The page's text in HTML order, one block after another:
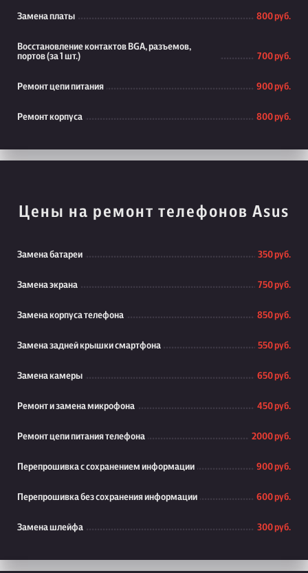
Замена платы 800 руб.
Восстановление контактов BGA, разъемов,
портов (за 1 шт.)
700 руб.
Ремонт цепи питания 900 руб.
Ремонт корпуса 800 руб.
Цены на ремонт телефонов Asus
Замена батареи 350 руб.
Замена экрана 750 руб.
Замена корпуса телефона 850 руб.
Замена задней крышки смартфона 550 руб.
Замена камеры 650 руб.
Ремонт и замена микрофона 450 руб.
Ремонт цепи питания телефона 2000 руб.
Перепрошивка с сохранением информации 900 руб.
Перепрошивка без сохранения информации 600 руб.
Замена шлейфа 300 руб.